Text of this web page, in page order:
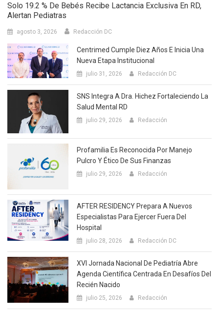
Solo 19.2 % De Bebés Recibe Lactancia Exclusiva En RD,
Alertan Pediatras
agosto 3, 2026 Redacción DC
Centrimed Cumple Diez Años E Inicia Una
Nueva Etapa Institucional
julio 31, 2026 Redacción DC
SNS Integra A Dra. Hichez Fortaleciendo La
Salud Mental RD
julio 29, 2026 Redacción
Profamilia Es Reconocida Por Manejo
Pulcro Y Ético De Sus Finanzas
julio 29, 2026 Redacción
AFTER RESIDENCY Prepara A Nuevos
Especialistas Para Ejercer Fuera Del
Hospital
julio 28, 2026 Redacción DC
XVI Jornada Nacional De Pediatría Abre
Agenda Científica Centrada En Desafíos Del
Recién Nacido
julio 25, 2026 Redacción